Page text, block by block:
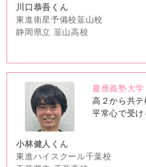
川口恭吾くん
東進衛星予備校韮山校
静岡県立 韮山高校
no
image
慶應義塾大学
高２から共
平常心で受け
小林健人くん
東進ハイスクール千葉校